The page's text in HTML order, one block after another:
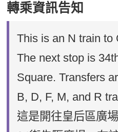
轉乘資訊告知
This is an N train to
The next stop is
Square. Transfers
B, D, F, M, and R
這是開往皇后區廣